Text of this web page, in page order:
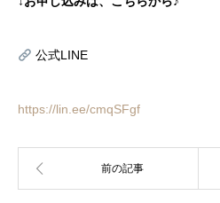
公式LINE
https://lin.ee/cmqSFgf